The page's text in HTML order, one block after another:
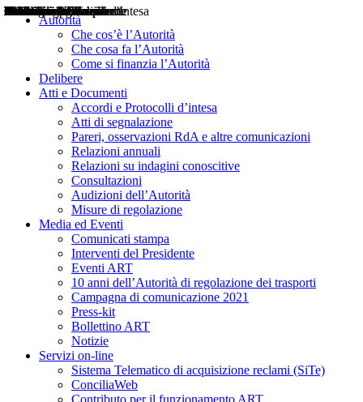
Autorità
Che cos’è l’Autorità
Che cosa fa l’Autorità
Come si finanzia l’Autorità
Delibere
Atti e Documenti
Accordi e Protocolli d’intesa
Atti di segnalazione
Pareri, osservazioni RdA e altre comunicazioni
Relazioni annuali
Relazioni su indagini conoscitive
Consultazioni
Audizioni dell’Autorità
Misure di regolazione
Media ed Eventi
Comunicati stampa
Interventi del Presidente
Eventi ART
10 anni dell’Autorità di regolazione dei trasporti
Campagna di comunicazione 2021
Press-kit
Bollettino ART
Notizie
Servizi on-line
Sistema Telematico di acquisizione reclami (SiTe)
ConciliaWeb
Contributo per il funzionamento ART
Delibere
Pareri
Consultazioni
Audizioni
Atti di Segnalazione
Accordi e Protocolli d'Intesa
Relazioni annuali
Misure di regolazione
Notizie
Comunicati Stampa
Bollettini ART
Convegni ART
Interviste del Presidente
Articoli in primo piano
Interventi del Presidente
2004
2005
2010
2013
2014
2015
2016
2017
2018
2019
202
2020
2021
2022
2023
2024
2025
2026
Aereo
Marittimo
Terrestre